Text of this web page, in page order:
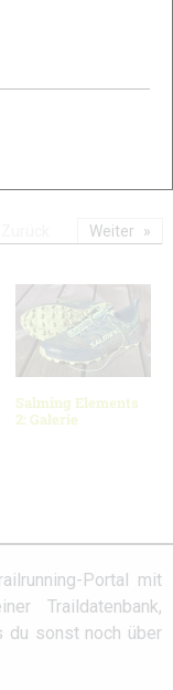
Salming Elements
2: Galerie
Weiter
Portal mit
Traildatenbank,
du sonst noch über